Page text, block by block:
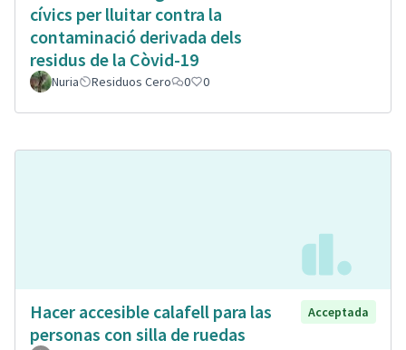
cívics per lluitar contra la
contaminació derivada dels
residus de la Còvid-19
Nuria Residuos Cero 0 0
Hacer accesible calafell para las
personas con silla de ruedas
Acceptada